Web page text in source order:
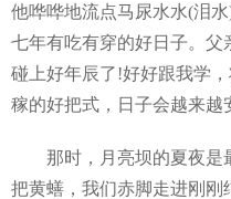
他哗哗地流点马尿水水(泪
七年有吃有穿的好日子。父
碰上好年辰了!好好跟我学
稼的好把式，日子会越来越
那时，月亮坝的夏夜是
把黄蟮，我们赤脚走进刚